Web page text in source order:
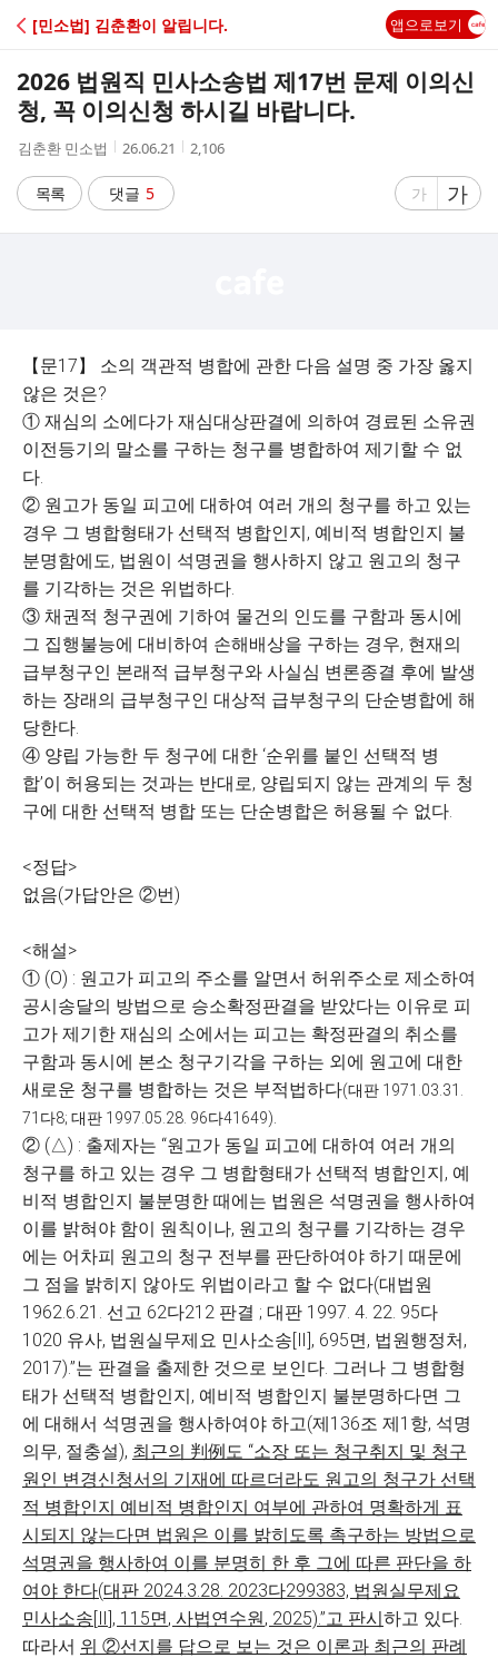
C
A
[민소법] 김춘환이 알립니다. 앱으로보기
2026 법원직 민사소송법 제17번 문제 이의신
청, 꼭 이의신청 하시길 바랍니다.
작
자
김춘환 민소법
작
시
간
26.06.21
조
2,106
목록 댓글 5
글
게
가
글
자
게
가
【문17】 소의 객관적 병합에 관한 다음 설명 중 가장 옳지
않은 것은?
① 재심의 소에다가 재심대상판결에 의하여 경료된 소유권
이전등기의 말소를 구하는 청구를 병합하여 제기할 수 없
다.
② 원고가 동일 피고에 대하여 여러 개의 청구를 하고 있는
경우 그 병합형태가 선택적 병합인지, 예비적 병합인지 불
분명함에도, 법원이 석명권을 행사하지 않고 원고의 청구
를 기각하는 것은 위법하다.
③ 채권적 청구권에 기하여 물건의 인도를 구함과 동시에
그 집행불능에 대비하여 손해배상을 구하는 경우, 현재의
급부청구인 본래적 급부청구와 사실심 변론종결 후에 발생
하는 장래의 급부청구인 대상적 급부청구의 단순병합에 해
당한다.
④ 양립 가능한 두 청구에 대한 ‘순위를 붙인 선택적 병
합’이 허용되는 것과는 반대로, 양립되지 않는 관계의 두 청
구에 대한 선택적 병합 또는 단순병합은 허용될 수 없다.
<정답>
없음(가답안은 ②번)
<해설>
① (O) : 원고가 피고의 주소를 알면서 허위주소로 제소하여
공시송달의 방법으로 승소확정판결을 받았다는 이유로 피
고가 제기한 재심의 소에서는 피고는 확정판결의 취소를
구함과 동시에 본소 청구기각을 구하는 외에 원고에 대한
새로운 청구를 병합하는 것은 부적법하다(대판 1971.03.31.
71 다8; 대판 1997.05.28. 96다41649).
② (△) : 출제자는 “원고가 동일 피고에 대하여 여러 개의
청구를 하고 있는 경우 그 병합형태가 선택적 병합인지, 예
비적 병합인지 불분명한 때에는 법원은 석명권을 행사하여
이를 밝혀야 함이 원칙이나, 원고의 청구를 기각하는 경우
에는 어차피 원고의 청구 전부를 판단하여야 하기 때문에
그 점을 밝히지 않아도 위법이라고 할 수 없다(대법원
1962.6.21. 선고 62다212 판결 ; 대판 1997. 4. 22. 95다
1020 유사, 법원실무제요 민사소송[Ⅱ], 695면, 법원행정처,
2017).”는 판결을 출제한 것으로 보인다. 그러나 그 병합형
태가 선택적 병합인지, 예비적 병합인지 불분명하다면 그
에 대해서 석명권을 행사하여야 하고(제136조 제1항, 석명
의무, 절충설), 최근의 判例도 “소장 또는 청구취지 및 청구
원인 변경신청서의 기재에 따르더라도 원고의 청구가 선택
적 병합인지 예비적 병합인지 여부에 관하여 명확하게 표
시되지 않는다면 법원은 이를 밝히도록 촉구하는 방법으로
석명권을 행사하여 이를 분명히 한 후 그에 따른 판단을 하
여야 한다(대판 2024.3.28. 2023다299383, 법원실무제요
민사소송[Ⅱ], 115면, 사법연수원, 2025).”고 판시하고 있다.
따라서 위 ②선지를 답으로 보는 것은 이론과 최근의 판례